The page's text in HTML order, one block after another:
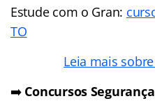
Estude com o Gran:
TO
Leia mais
➡️ Concursos